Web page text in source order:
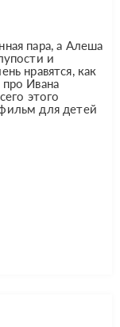
пара, а Алеша
и
нравятся, как
Ивана
этого
для детей